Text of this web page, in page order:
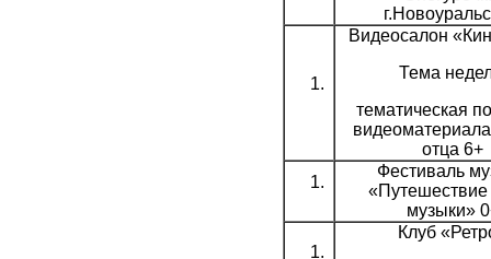
Видеосалон
Тема
тематическая
отца 6+
Фестиваль
музыки»
Клуб